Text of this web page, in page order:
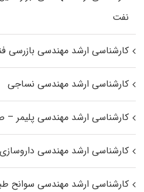
نفت
کارشناسی ارشد مهندسی بازرسی
کارشناسی ارشد مهندسی نساجی
کارشناسی ارشد مهندسی پلیمر –
کارشناسی ارشد مهندسی داروسازی
کارشناسی ارشد مهندسی سوانح